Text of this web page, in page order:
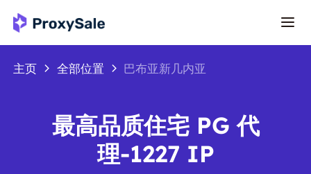
主页 全部位置 巴布亚新几内亚
最高品质住宅 PG 代
理-1227 IP